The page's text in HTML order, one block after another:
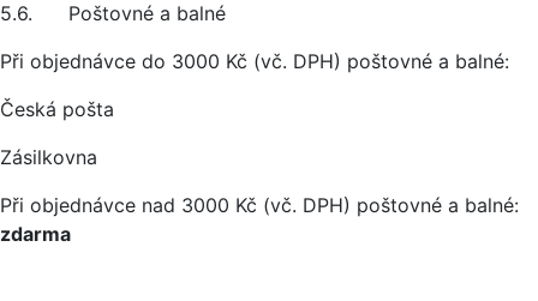
5.6. Poštovné a balné
Při objednávce do 3000 Kč (vč. DPH) poštovné a balné:
Česká pošta
Zásilkovna
Při objednávce nad 3000 Kč (vč. DPH) poštovné a balné:
zdarma